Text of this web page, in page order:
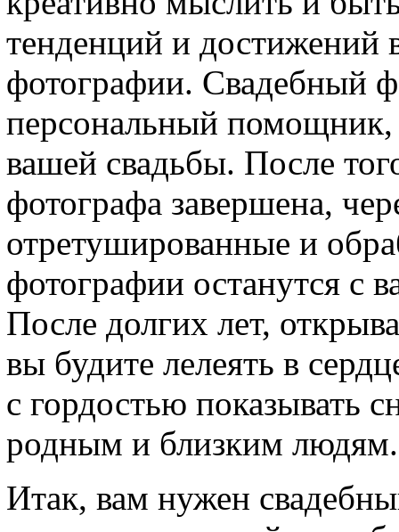
тенденций и достижений
фотографии. Свадебный
персональный помощник,
вашей свадьбы. После
фотографа завершена,
отретушированные и
фотографии останутся с
После долгих лет,
вы будите лелеять в
с гордостью показывать
родным и близким людям.
Итак, вам нужен